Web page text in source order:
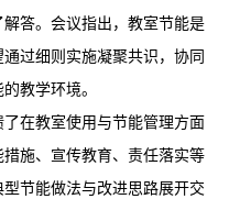
答。会议指出，教室节能是
过细则实施凝聚共识，协同
教学环境。
在教室使用与节能管理方面
施、宣传教育、责任落实等
节能做法与改进思路展开交